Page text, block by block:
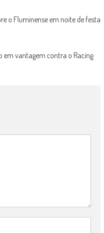
o Fluminense em noite de festa
em vantagem contra o Racing